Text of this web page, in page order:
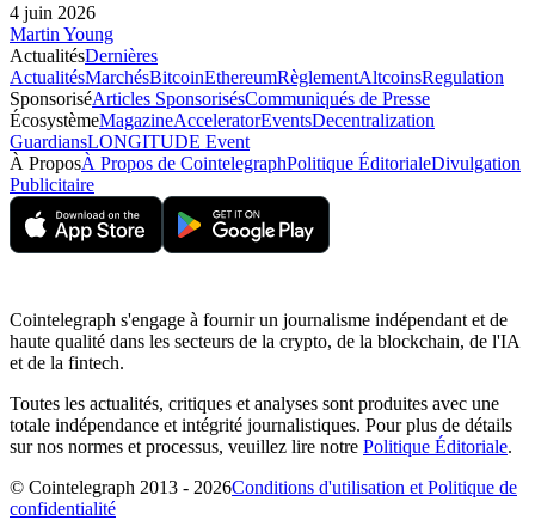
4 juin 2026
Martin Young
ActualitésDernières
ActualitésMarchésBitcoinEthereumRèglementAltcoinsRegulation
SponsoriséArticles SponsorisésCommuniqués de Presse
ÉcosystèmeMagazineAcceleratorEventsDecentralization
GuardiansLONGITUDE Event
À ProposÀ Propos de CointelegraphPolitique ÉditorialeDivulgation
Publicitaire
Cointelegraph s'engage à fournir un journalisme indépendant et de
haute qualité dans les secteurs de la crypto, de la blockchain, de l'IA
et de la fintech.
Toutes les actualités, critiques et analyses sont produites avec une
totale indépendance et intégrité journalistiques. Pour plus de détails
sur nos normes et processus, veuillez lire notre Politique Éditoriale.
© Cointelegraph 2013 - 2026Conditions d'utilisation et Politique de
confidentialité